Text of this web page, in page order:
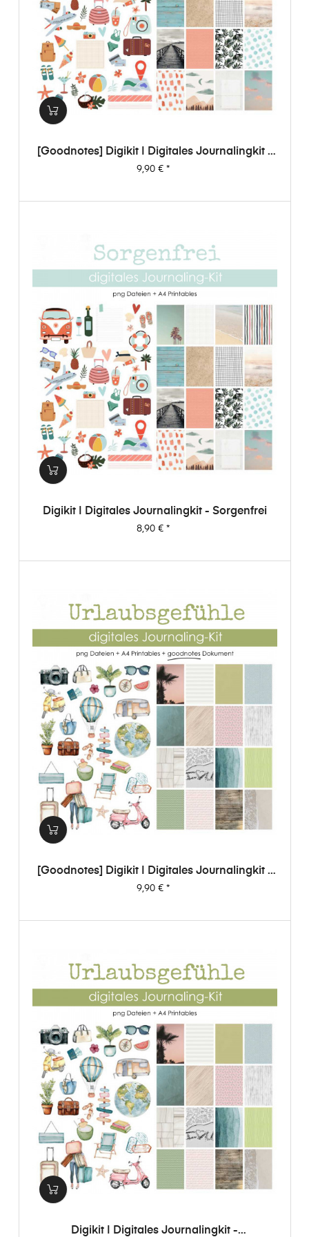
[Goodnotes] Digikit | Digitales Journalingkit -
Sorgenfrei
Preis
9,90 €*
Digikit | Digitales Journalingkit - Sorgenfrei
Preis
8,90 €*
[Goodnotes] Digikit | Digitales Journalingkit -
Urlaubsgefühle
Preis
9,90 €*
Digikit | Digitales Journalingkit -